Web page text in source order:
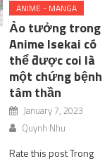
ANIME - MANGA
Ảo tưởng trong
Anime Isekai có
thể được coi là
một chứng bệnh
tâm thần
January 7, 2023
Quynh Nhu
Rate this post Trong